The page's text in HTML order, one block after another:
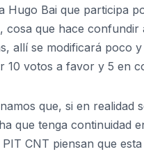
Hugo Bai que participa
cosa que hace
allí se modificará poco
10 votos a favor y 5 en
que, si en realidad
que tenga continuidad
PIT CNT piensan que